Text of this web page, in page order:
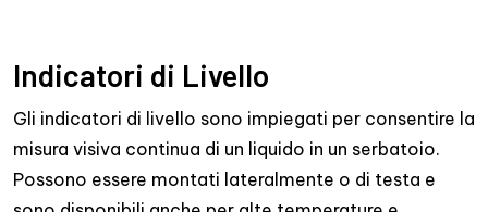
Indicatori di Livello
Gli indicatori di livello sono impiegati per consentire la
misura visiva continua di un liquido in un serbatoio.
Possono essere montati lateralmente o di testa e